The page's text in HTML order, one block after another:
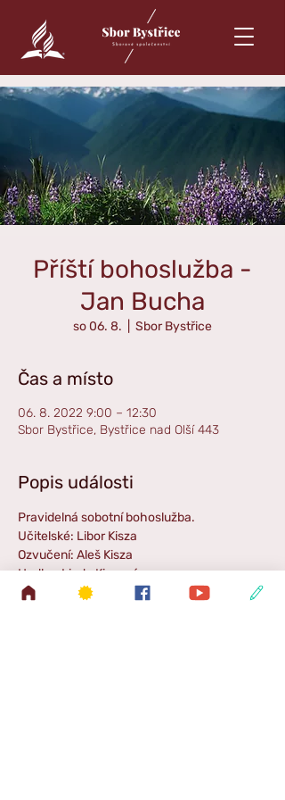
Příští bohoslužba -
Jan Bucha
so 06. 8. Sbor Bystřice
Čas a místo
06. 8. 2022 9:00 – 12:30
Sbor Bystřice, Bystřice nad Olší 443
Popis události
Pravidelná sobotní bohoslužba.
Učitelské: Libor Kisza
Ozvučení: Aleš Kisza
Hudba: Linda Kiszová
Příběh pro děti: Monika Kiszová